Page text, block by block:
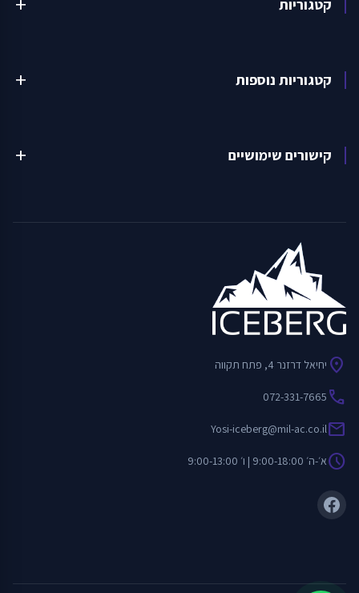
קטגוריות add
קטגוריות נוספות add
קישורים שימושיים add
location_on יחיאל דרזנר 4, פתח תקווה
call
072-331-7665
mail
Yosi-iceberg@mil-ac.co.il
scheduleא׳-ה׳ 9:00-18:00 | ו׳ 9:00-13:00